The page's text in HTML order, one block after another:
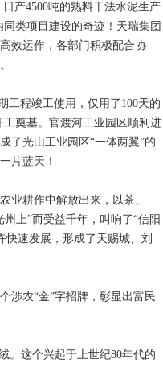
产4500吨的熟料干法水泥生产
类项目建设的奇迹！天瑞集团
效运作，各部门积极配合协
程竣工使用，仅用了100天的
奠基。官渡河工业园区顺利进
了光山工业园区“一体两翼”的
片蓝天！
耕作中解放出来，以茶、
上”而受益千年，叫响了“信阳
快速发展，形成了天赐城、刘
农“金”字招牌，彰显出富民
这个兴起于上世纪80年代的